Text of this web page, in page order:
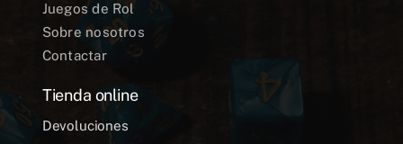
Juegos de Rol
Sobre nosotros
Contactar
Tienda online
Devoluciones